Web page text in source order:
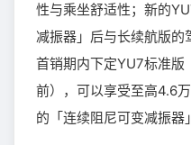
性与乘坐舒适性；新的
减振器」后与长续航版的
首销期内下定YU7标准
前），可以享受至高4.6
的「连续阻尼可变减振器